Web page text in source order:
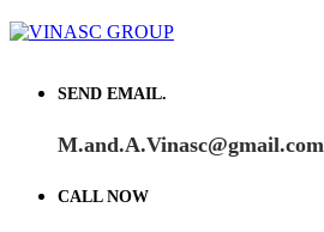
SEND EMAIL.
M.and.A.Vinasc@gmail.com
CALL NOW